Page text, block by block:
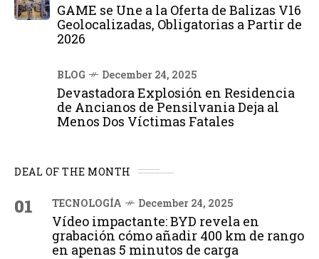
GAME se Une a la Oferta de Balizas V16
Geolocalizadas, Obligatorias a Partir de
2026
BLOG December 24, 2025
Devastadora Explosión en Residencia
de Ancianos de Pensilvania Deja al
Menos Dos Víctimas Fatales
DEAL OF THE MONTH
01 TECNOLOGÍA December 24, 2025
Vídeo impactante: BYD revela en
grabación cómo añadir 400 km de rango
en apenas 5 minutos de carga